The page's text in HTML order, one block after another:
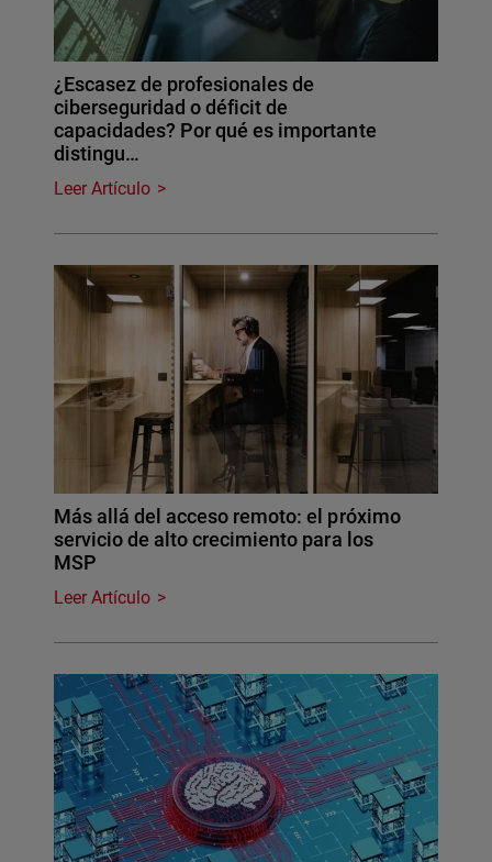
¿Escasez de profesionales de
ciberseguridad o déficit de
capacidades? Por qué es importante
distingu…
Leer Artículo
Más allá del acceso remoto: el próximo
servicio de alto crecimiento para los
MSP
Leer Artículo